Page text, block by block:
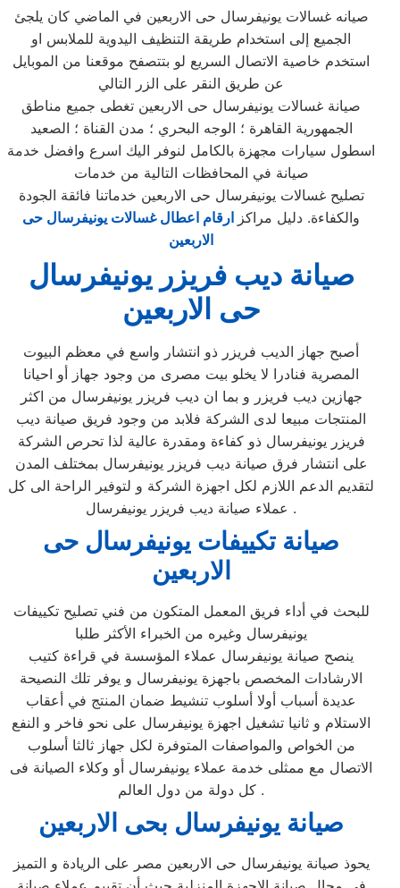
صيانه غسالات يونيفرسال حى الاربعين في الماضي كان يلجئ
الجميع إلى استخدام طريقة التنظيف اليدوية للملابس او
استخدم خاصية الاتصال السريع لو بتتصفح موقعنا من الموبايل
عن طريق النقر على الزر التالي
صيانة غسالات يونيفرسال حى الاربعين تغطى جميع مناطق
الجمهورية القاهرة ؛ الوجه البحري ؛ مدن القناة ؛ الصعيد
اسطول سيارات مجهزة بالكامل لنوفر اليك اسرع وافضل خدمة
صيانة في المحافظات التالية من خدمات
تصليح غسالات يونيفرسال حى الاربعين خدماتنا فائقة الجودة
والكفاءة. دليل مراكز ارقام اعطال غسالات يونيفرسال حى
الاربعين
صيانة ديب فريزر يونيفرسال
حى الاربعين
أصبح جهاز الديب فريزر ذو انتشار واسع في معظم البيوت
المصرية فنادرا لا يخلو بيت مصرى من وجود جهاز أو احيانا
جهازين ديب فريزر و بما ان ديب فريزر يونيفرسال من اكثر
المنتجات مبيعا لدى الشركة فلابد من وجود فريق صيانة ديب
فريزر يونيفرسال ذو كفاءة ومقدرة عالية لذا تحرص الشركة
على انتشار فرق صيانة ديب فريزر يونيفرسال بمختلف المدن
لتقديم الدعم اللازم لكل اجهزة الشركة و لتوفير الراحة الى كل
عملاء صيانة ديب فريزر يونيفرسال .
صيانة تكييفات يونيفرسال حى
الاربعين
للبحث في أداء فريق المعمل المتكون من فني تصليح تكييفات
يونيفرسال وغيره من الخبراء الأكثر طلبا
ينصح صيانة يونيفرسال عملاء المؤسسة في قراءة كتيب
الارشادات المخصص باجهزة يونيفرسال و يوفر تلك النصيحة
عديدة أسباب أولا أسلوب تنشيط ضمان المنتج في أعقاب
الاستلام و ثانيا تشغيل اجهزة يونيفرسال على نحو فاخر و النفع
من الخواص والمواصفات المتوفرة لكل جهاز ثالثا أسلوب
الاتصال مع ممثلى خدمة عملاء يونيفرسال أو وكلاء الصيانة فى
كل دولة من دول العالم .
صيانة يونيفرسال بحى الاربعين
يحوذ صيانة يونيفرسال حى الاربعين مصر على الريادة و التميز